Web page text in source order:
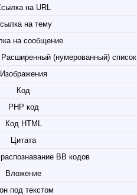
на URL
на тему
на сообщение
(нумерованный) список
Изображения
Код
PHP код
Код HTML
Цитата
BB кодов
Вложение
под текстом